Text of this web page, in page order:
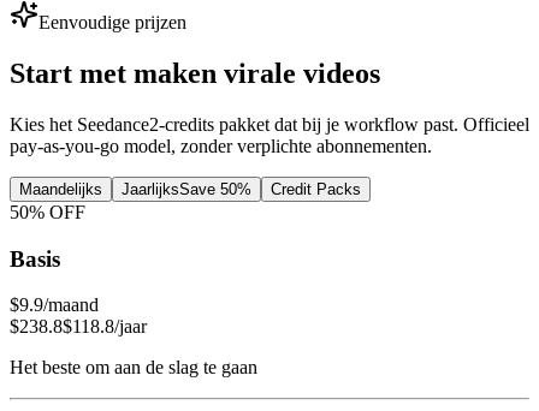
Eenvoudige prijzen
Start met maken virale videos
Kies het Seedance2-credits pakket dat bij je workflow past. Officieel
pay-as-you-go model, zonder verplichte abonnementen.
Maandelijks JaarlijksSave 50% Credit Packs
50% OFF
Basis
$9.9/maand
$238.8$118.8/jaar
Het beste om aan de slag te gaan